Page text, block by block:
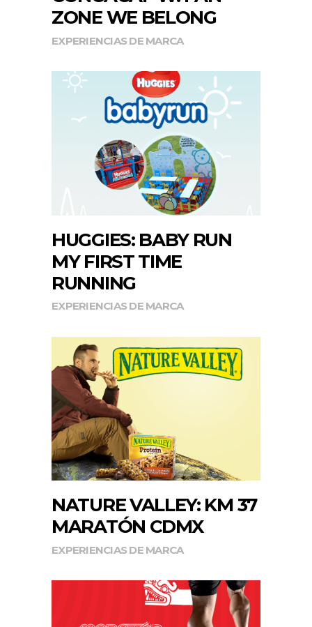
ZONE WE BELONG
EXPERIENCIAS DE MARCA
HUGGIES: BABY RUN
MY FIRST TIME
RUNNING
EXPERIENCIAS DE MARCA
NATURE VALLEY: KM 37
MARATÓN CDMX
EXPERIENCIAS DE MARCA